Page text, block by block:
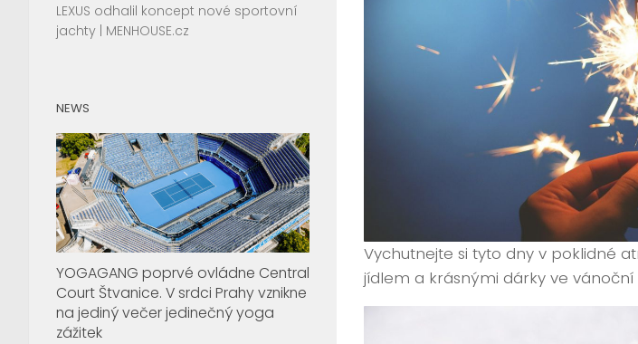
Vychutnejte si tyto dny v poklidné
jídlem a krásnými dárky ve
LEXUS odhalil koncept nové sportovní
jachty | MENHOUSE.cz
NEWS
YOGAGANG poprvé ovládne Central
Court Štvanice. V srdci Prahy vznikne
na jediný večer jedinečný yoga
zážitek